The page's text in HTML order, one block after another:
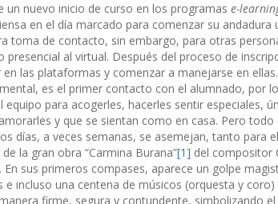
un nuevo inicio de curso en los programas e-
en el día marcado para comenzar su andadura
toma de contacto, sin embargo, para otras
presencial al virtual. Después del proceso de
las plataformas y comenzar a manejarse en
es el primer contacto con el alumnado, por
para acogerles, hacerles sentir especiales,
y que se sientan como en casa. Pero todo
días, a veces semanas, se asemejan, tanto para
la gran obra “Carmina Burana”[1] del compositor
sus primeros compases, aparece un golpe
e incluso una centena de músicos (orquesta y
firme, segura y contundente, simbolizando